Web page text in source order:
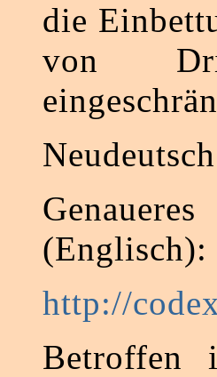
die
von
(Englisch):
http://
Betroffen